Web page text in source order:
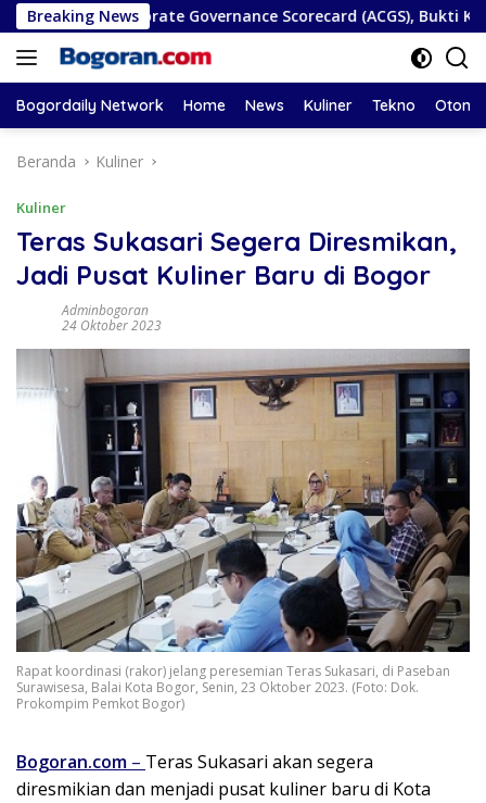
Langsung
ke
konten
Breaking News
Corporate Governance Scorecard (ACGS), Bukti
Bogordaily Network Home News Kuliner Tekno
Beranda Kuliner
Kuliner
Teras Sukasari Segera Diresmikan,
Jadi Pusat Kuliner Baru di Bogor
Adminbogoran
24 Oktober 2023
Rapat koordinasi (rakor) jelang peresemian Teras Sukasari, di Paseban
Surawisesa, Balai Kota Bogor, Senin, 23 Oktober 2023. (Foto: Dok.
Prokompim Pemkot Bogor)
Bogoran.com – Teras Sukasari akan segera
diresmikian dan menjadi pusat kuliner baru di Kota